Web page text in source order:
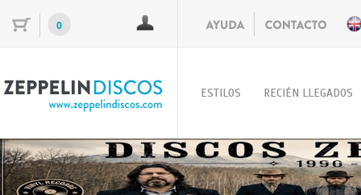
0
ESTILOS RECIÉN LLEGADOS